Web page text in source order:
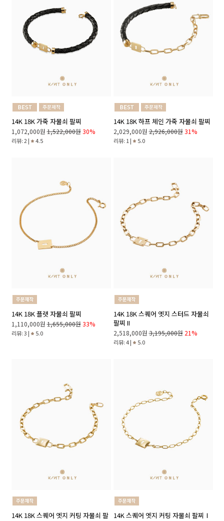
14K 18K 가죽 자물쇠 팔찌
1,072,000원 1,522,000원 30%
리뷰: 2 | 4.5
14K 18K 하프 체인 가죽 자물쇠 팔찌
2,029,000원 2,926,000원 31%
리뷰: 1 | 5.0
14K 18K 플랫 자물쇠 팔찌
1,110,000원 1,655,000원 33%
리뷰: 3 | 5.0
14K 18K 스퀘어 엣지 스터드 자물쇠
팔찌 II
2,518,000원 3,195,000원 21%
리뷰: 4 | 5.0
14K 18K 스퀘어 엣지 커팅 자물쇠 팔
14K 스퀘어 엣지 커팅 자물쇠 팔찌Ⅰ